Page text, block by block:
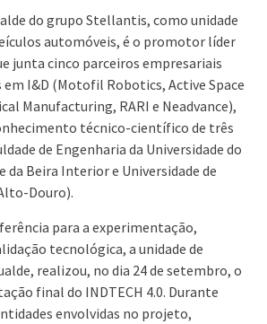
do grupo Stellantis, como unidade
automóveis, é o promotor líder
junta cinco parceiros empresariais
I&D (Motofil Robotics, Active Space
Manufacturing, RARI e Neadvance),
técnico-científico de três
de Engenharia da Universidade do
da Beira Interior e Universidade de
Douro).
para a experimentação,
tecnológica, a unidade de
realizou, no dia 24 de setembro, o
final do INDTECH 4.0. Durante
envolvidas no projeto,